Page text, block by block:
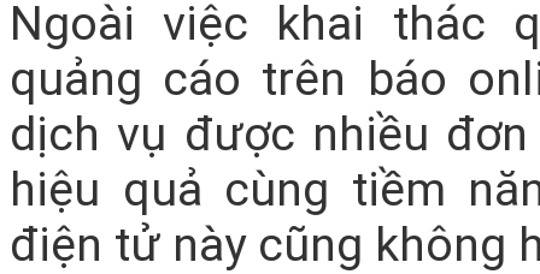
Ngoài việc khai thác
quảng cáo trên báo
dịch vụ được nhiều
hiệu quả cùng tiềm
điện tử này cũng không